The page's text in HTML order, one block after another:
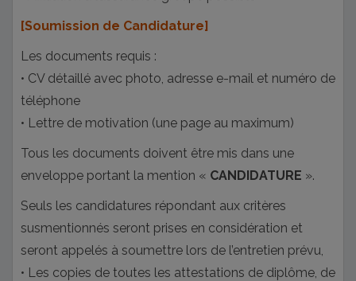
[Soumission de Candidature]
Les documents requis :
• CV détaillé avec photo, adresse e-mail et numéro de
téléphone
• Lettre de motivation (une page au maximum)
Tous les documents doivent être mis dans une
enveloppe portant la mention « CANDIDATURE ».
Seuls les candidatures répondant aux critères
susmentionnés seront prises en considération et
seront appelés à soumettre lors de l’entretien prévu,
• Les copies de toutes les attestations de diplôme, de